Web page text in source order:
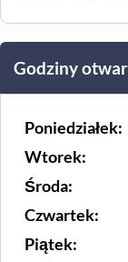
Godziny
Poniedziałek:
Wtorek:
Środa:
Czwartek:
Piątek: